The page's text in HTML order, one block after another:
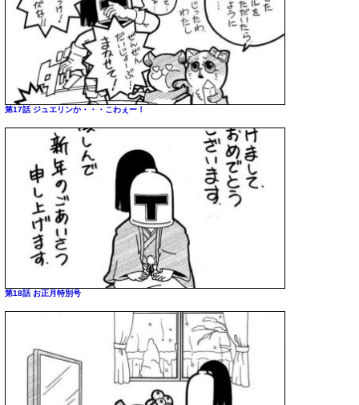
第17話 ジュエリンか・・・こわぇー！
第18話 お正月特別号